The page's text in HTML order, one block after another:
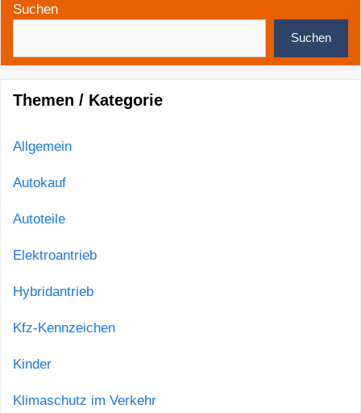
Suchen
Suchen
Themen / Kategorie
Allgemein
Autokauf
Autoteile
Elektroantrieb
Hybridantrieb
Kfz-Kennzeichen
Kinder
Klimaschutz im Verkehr